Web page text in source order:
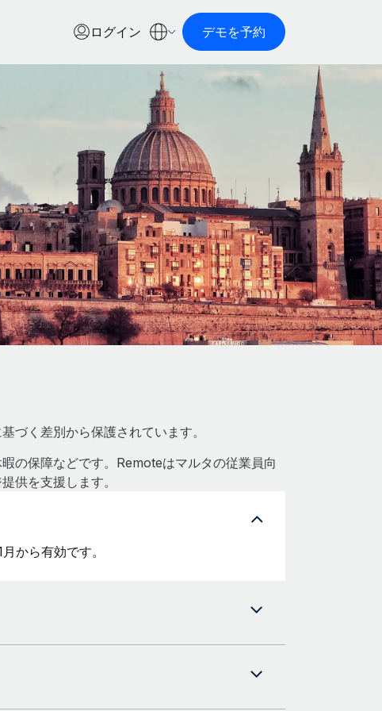
ログイン デモを予約
づく差別から保護されています。
の保障などです。Remoteはマルタの従業員向
供を支援します。
から有効です。